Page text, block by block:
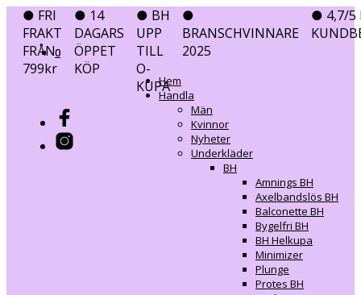
● FRI
FRAKT
FRÅN
799kr
● 14
DAGARS
ÖPPET
KÖP
● BH
UPP
TILL
O-
KUPA
●
BRANSCHVINNARE
2025
● 4,7/5
0
0
Hem
Handla
Män
Kvinnor
Nyheter
Underkläder
BH
Amnings BH
Axelbandslös BH
Balconette BH
Bygelfri BH
BH Helkupa
Minimizer
Plunge
Protes BH